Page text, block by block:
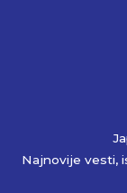
Najnovije vesti,